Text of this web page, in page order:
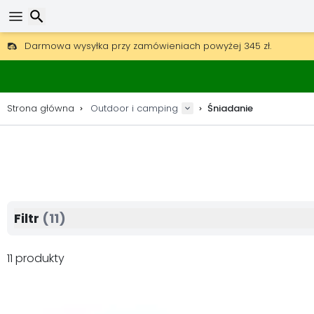
Darmowa wysyłka przy zamówieniach powyżej 345 zł.
30 dni na zwrot, 90 dni na drewniane mapy i dekoracje.
Najlepsze ceny na sprzęt outdoorowy i akcesoria.
Strona główna Outdoor i camping Śniadanie
11 produkty
Filtr (11)